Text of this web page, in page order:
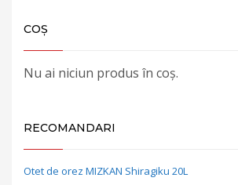
COȘ
Nu ai niciun produs în coș.
RECOMANDARI
Otet de orez MIZKAN Shiragiku 20L